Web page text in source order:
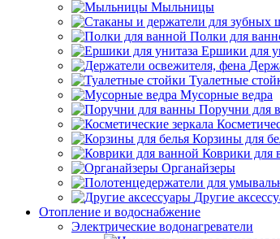
Мыльницы
Полки для
Ершики для
Туалетные
Мусорные ведра
Поручни для
Корзины для
Коврики для
Органайзеры
Другие
Отопление и водоснабжение
Электрические водонагреватели